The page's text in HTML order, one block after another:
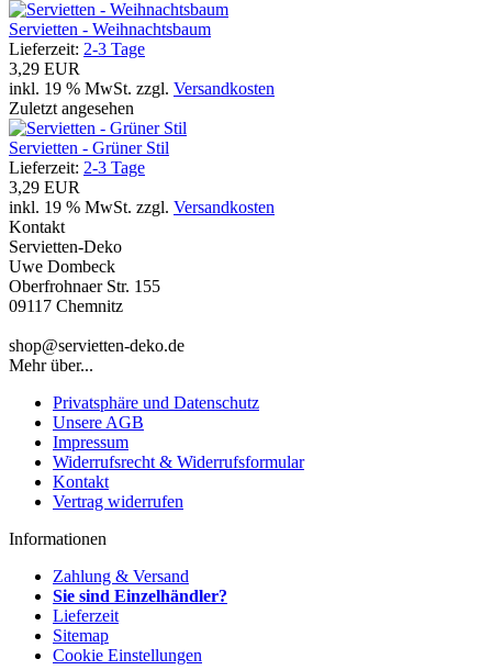
Servietten - Weihnachtsbaum
Lieferzeit: 2-3 Tage
3,29 EUR
inkl. 19 % MwSt. zzgl. Versandkosten
Zuletzt angesehen
Servietten - Grüner Stil
Lieferzeit: 2-3 Tage
3,29 EUR
inkl. 19 % MwSt. zzgl. Versandkosten
Kontakt
Servietten-Deko
Uwe Dombeck
Oberfrohnaer Str. 155
09117 Chemnitz
shop@servietten-deko.de
Mehr über...
Privatsphäre und Datenschutz
Unsere AGB
Impressum
Widerrufsrecht & Widerrufsformular
Kontakt
Vertrag widerrufen
Informationen
Zahlung & Versand
Sie sind Einzelhändler?
Lieferzeit
Sitemap
Cookie Einstellungen